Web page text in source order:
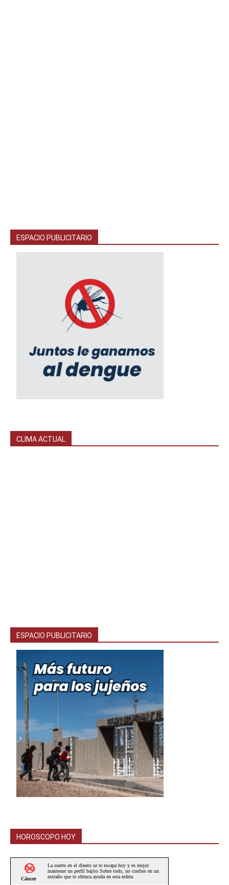
ESPACIO PUBLICITARIO
CLIMA ACTUAL
ESPACIO PUBLICITARIO
HOROSCOPO HOY